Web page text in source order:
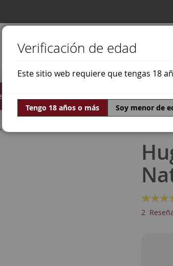
Ofertas Mundo Vino
Macabeo
90
% of100
2
Verificación de edad
Este sitio web requiere que tengas 18
Tengo 18 años o más Soy menor de